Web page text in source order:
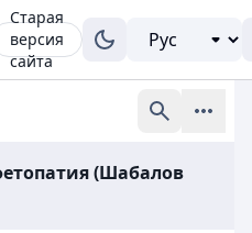
Старая
версия
сайта
(Шабалов